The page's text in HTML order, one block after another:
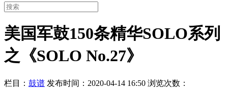
美国军鼓150条精华SOLO系列
之《SOLO No.27》
栏目： 鼓谱 发布时间：2020-04-14 16:50 浏览次数：